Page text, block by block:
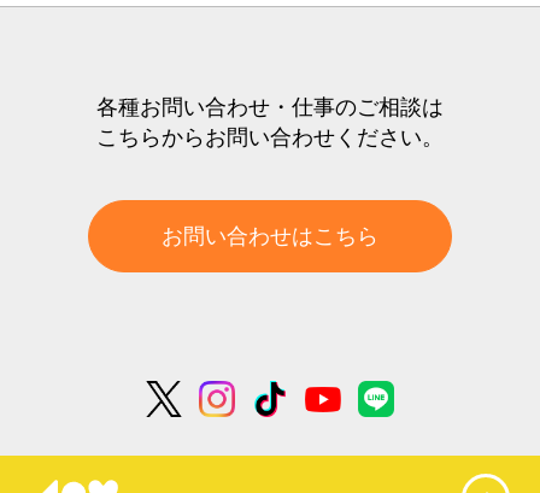
各種お問い合わせ・仕事のご相談は
こちらからお問い合わせください。
お問い合わせはこちら